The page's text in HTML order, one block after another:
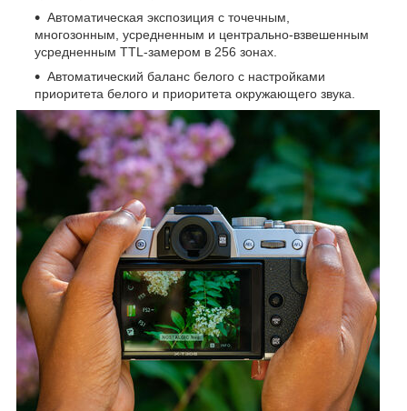
Автоматическая экспозиция с точечным,
многозонным, усредненным и центрально-взвешенным
усредненным TTL-замером в 256 зонах.
Автоматический баланс белого с настройками
приоритета белого и приоритета окружающего звука.